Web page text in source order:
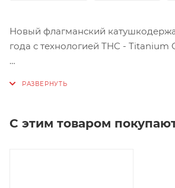
Новый флагманский
года с технологией THC - Titanium
спиннинга.
С этим товаром